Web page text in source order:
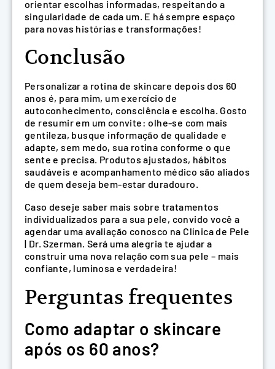
orientar escolhas informadas, respeitando a
singularidade de cada um. E há sempre espaço
para novas histórias e transformações!
Conclusão
Personalizar a rotina de skincare depois dos 60
anos é, para mim, um exercício de
autoconhecimento, consciência e escolha. Gosto
de resumir em um convite: olhe-se com mais
gentileza, busque informação de qualidade e
adapte, sem medo, sua rotina conforme o que
sente e precisa. Produtos ajustados, hábitos
saudáveis e acompanhamento médico são aliados
de quem deseja bem-estar duradouro.
Caso deseje saber mais sobre tratamentos
individualizados para a sua pele, convido você a
agendar uma avaliação conosco na Clínica de Pele
| Dr. Szerman. Será uma alegria te ajudar a
construir uma nova relação com sua pele – mais
confiante, luminosa e verdadeira!
Perguntas frequentes
Como adaptar o skincare
após os 60 anos?